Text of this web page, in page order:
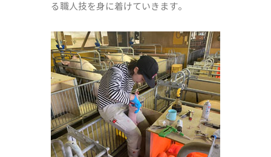
る職人技を身に着けていきます。